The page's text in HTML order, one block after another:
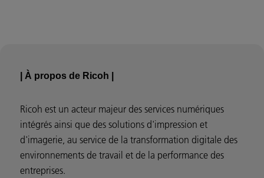
| À propos de Ricoh |
Ricoh est un acteur majeur des services numériques
intégrés ainsi que des solutions d'impression et
d'imagerie, au service de la transformation digitale des
environnements de travail et de la performance des
entreprises.